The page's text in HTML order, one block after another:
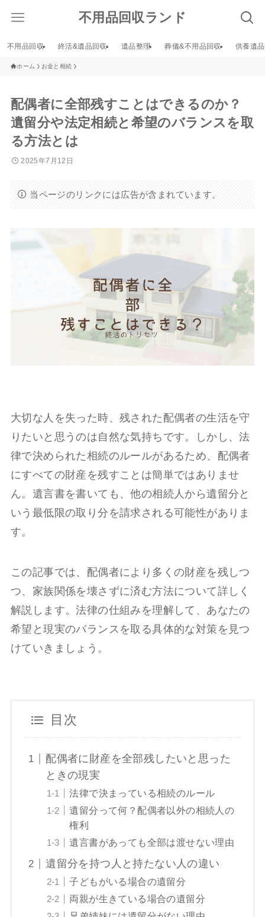
不用品回収ランド
不用品回収 終活&遺品回収 遺品整理 葬儀&不用品回収 供養遺
ホーム お金と相続
配偶者に全部残すことはできるのか？
遺留分や法定相続と希望のバランスを取
る方法とは
2025年7月12日
当ページのリンクには広告が含まれています。
大切な人を失った時、残された配偶者の生活を守
りたいと思うのは自然な気持ちです。しかし、法
律で決められた相続のルールがあるため、配偶者
にすべての財産を残すことは簡単ではありませ
ん。遺言書を書いても、他の相続人から遺留分と
いう最低限の取り分を請求される可能性がありま
す。
この記事では、配偶者により多くの財産を残しつ
つ、家族関係を壊さずに済む方法について詳しく
解説します。法律の仕組みを理解して、あなたの
希望と現実のバランスを取る具体的な対策を見つ
けていきましょう。
目次
配偶者に財産を全部残したいと思った
ときの現実
法律で決まっている相続のルール
遺留分って何？配偶者以外の相続人の
権利
遺言書があっても全部は渡せない理由
遺留分を持つ人と持たない人の違い
子どもがいる場合の遺留分
両親が生きている場合の遺留分